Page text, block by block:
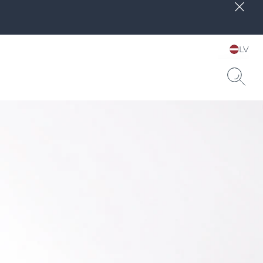
LV
Choose your Language &